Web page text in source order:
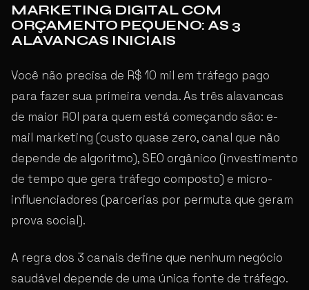
MARKETING DIGITAL COM
ORÇAMENTO PEQUENO: AS 3
ALAVANCAS INICIAIS
Você não precisa de R$ 10 mil em tráfego pago
para fazer sua primeira venda. As três alavancas
de maior ROI para quem está começando são: e-
mail marketing (custo quase zero, canal que não
depende de algoritmo), SEO orgânico (investimento
de tempo que gera tráfego composto) e micro-
influenciadores (parcerias por permuta que geram
prova social).
A regra dos 3 canais define que nenhum negócio
saudável depende de uma única fonte de tráfego.